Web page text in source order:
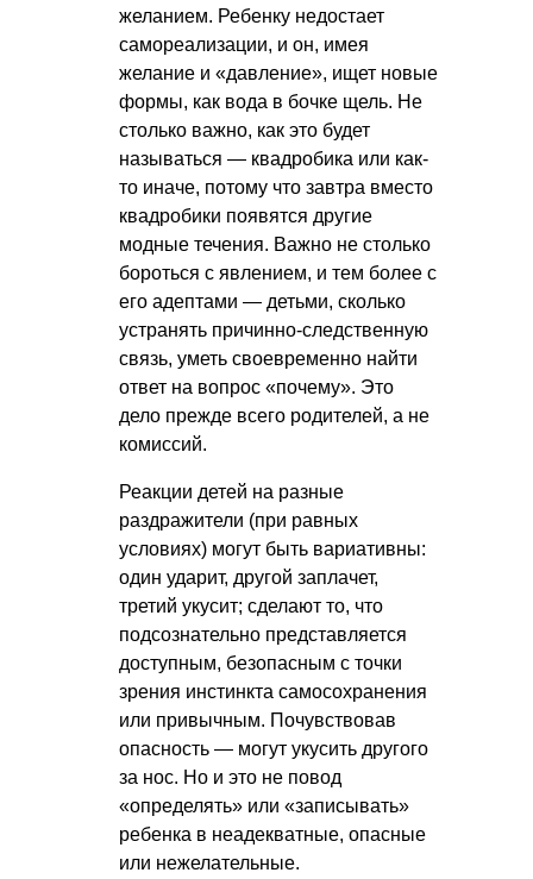
желанием. Ребенку недостает
самореализации, и он, имея
желание и «давление», ищет новые
формы, как вода в бочке щель. Не
столько важно, как это будет
называться — квадробика или как-
то иначе, потому что завтра вместо
квадробики появятся другие
модные течения. Важно не столько
бороться с явлением, и тем более с
его адептами — детьми, сколько
устранять причинно-следственную
связь, уметь своевременно найти
ответ на вопрос «почему». Это
дело прежде всего родителей, а не
комиссий.
Реакции детей на разные
раздражители (при равных
условиях) могут быть вариативны:
один ударит, другой заплачет,
третий укусит; сделают то, что
подсознательно представляется
доступным, безопасным с точки
зрения инстинкта самосохранения
или привычным. Почувствовав
опасность — могут укусить другого
за нос. Но и это не повод
«определять» или «записывать»
ребенка в неадекватные, опасные
или нежелательные.